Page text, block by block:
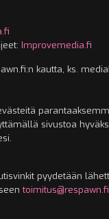
Improvemedia.fi
kautta, ks.
sivustoa
pyydetään
toimitus@respawn.fi